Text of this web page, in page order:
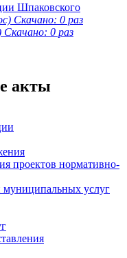
Шпаковского
Скачано: 0 раз
Скачано: 0 раз
акты
проектов нормативно-
муниципальных услуг